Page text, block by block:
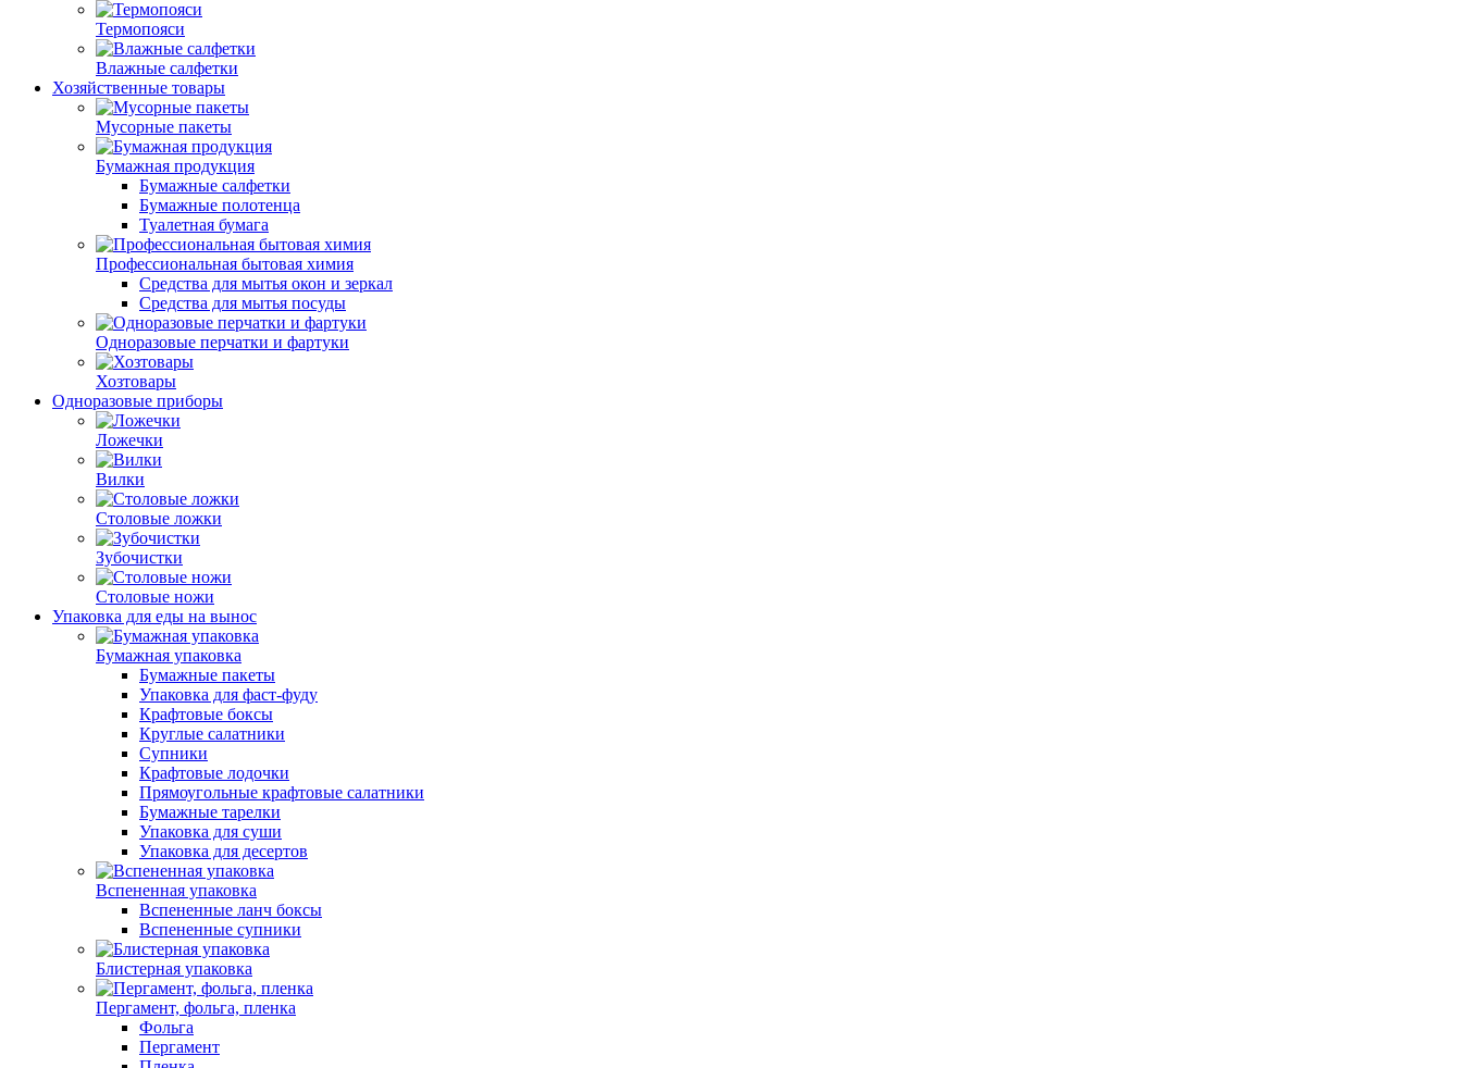
Термопояси
Влажные салфетки
Хозяйственные товары
Мусорные пакеты
Бумажная продукция
Бумажные салфетки
Бумажные полотенца
Туалетная бумага
Профессиональная бытовая химия
Средства для мытья окон и зеркал
Средства для мытья посуды
Одноразовые перчатки и фартуки
Хозтовары
Одноразовые приборы
Ложечки
Вилки
Столовые ложки
Зубочистки
Столовые ножи
Упаковка для еды на вынос
Бумажная упаковка
Бумажные пакеты
Упаковка для фаст-фуду
Крафтовые боксы
Круглые салатники
Супники
Крафтовые лодочки
Прямоугольные крафтовые салатники
Бумажные тарелки
Упаковка для суши
Упаковка для десертов
Вспененная упаковка
Вспененные ланч боксы
Вспененные супники
Блистерная упаковка
Пергамент, фольга, пленка
Фольга
Пергамент